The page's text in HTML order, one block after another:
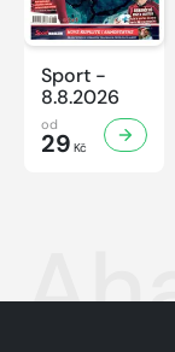
Sport -
8.8.2026
od
29 Kč